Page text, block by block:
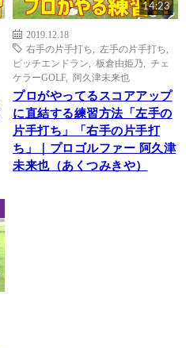
14:23
2019.12.18
右手の片手打ち
左手の片手打ち
ピッチエンドラン
板倉由姫乃
チェ
ケラーGOLF, 阿久津未来也
プロがやってるスコアアップ
に直結する練習方法「左手の
片手打ち」「右手の片手打
ち」｜プロゴルファー 阿久津
未来也（あくつみきや）